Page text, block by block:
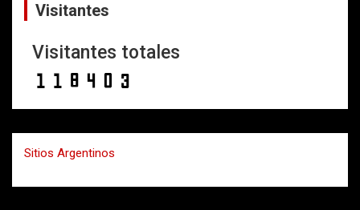
Visitantes
Visitantes totales
Sitios Argentinos